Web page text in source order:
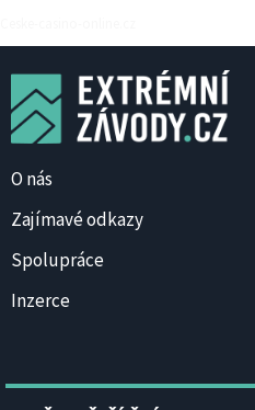
O nás
Zajímavé odkazy
Spolupráce
Inzerce